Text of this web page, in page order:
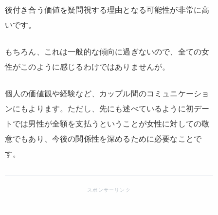
後付き合う価値を疑問視する理由となる可能性が非常に高
いです。
もちろん、これは一般的な傾向に過ぎないので、全ての女
性がこのように感じるわけではありませんが。
個人の価値観や経験など、カップル間のコミュニケーショ
ンにもよります。ただし、先にも述べているように初デー
トでは男性が全額を支払うということが女性に対しての敬
意でもあり、今後の関係性を深めるために必要なことで
す。